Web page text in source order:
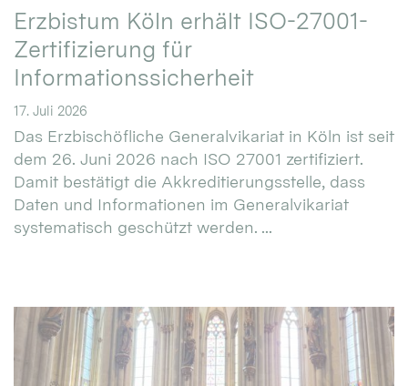
Erzbistum Köln erhält ISO-27001-
Zertifizierung für
Informationssicherheit
17. Juli 2026
Das Erzbischöfliche Generalvikariat in Köln ist seit
dem 26. Juni 2026 nach ISO 27001 zertifiziert.
Damit bestätigt die Akkreditierungsstelle, dass
Daten und Informationen im Generalvikariat
systematisch geschützt werden. ...